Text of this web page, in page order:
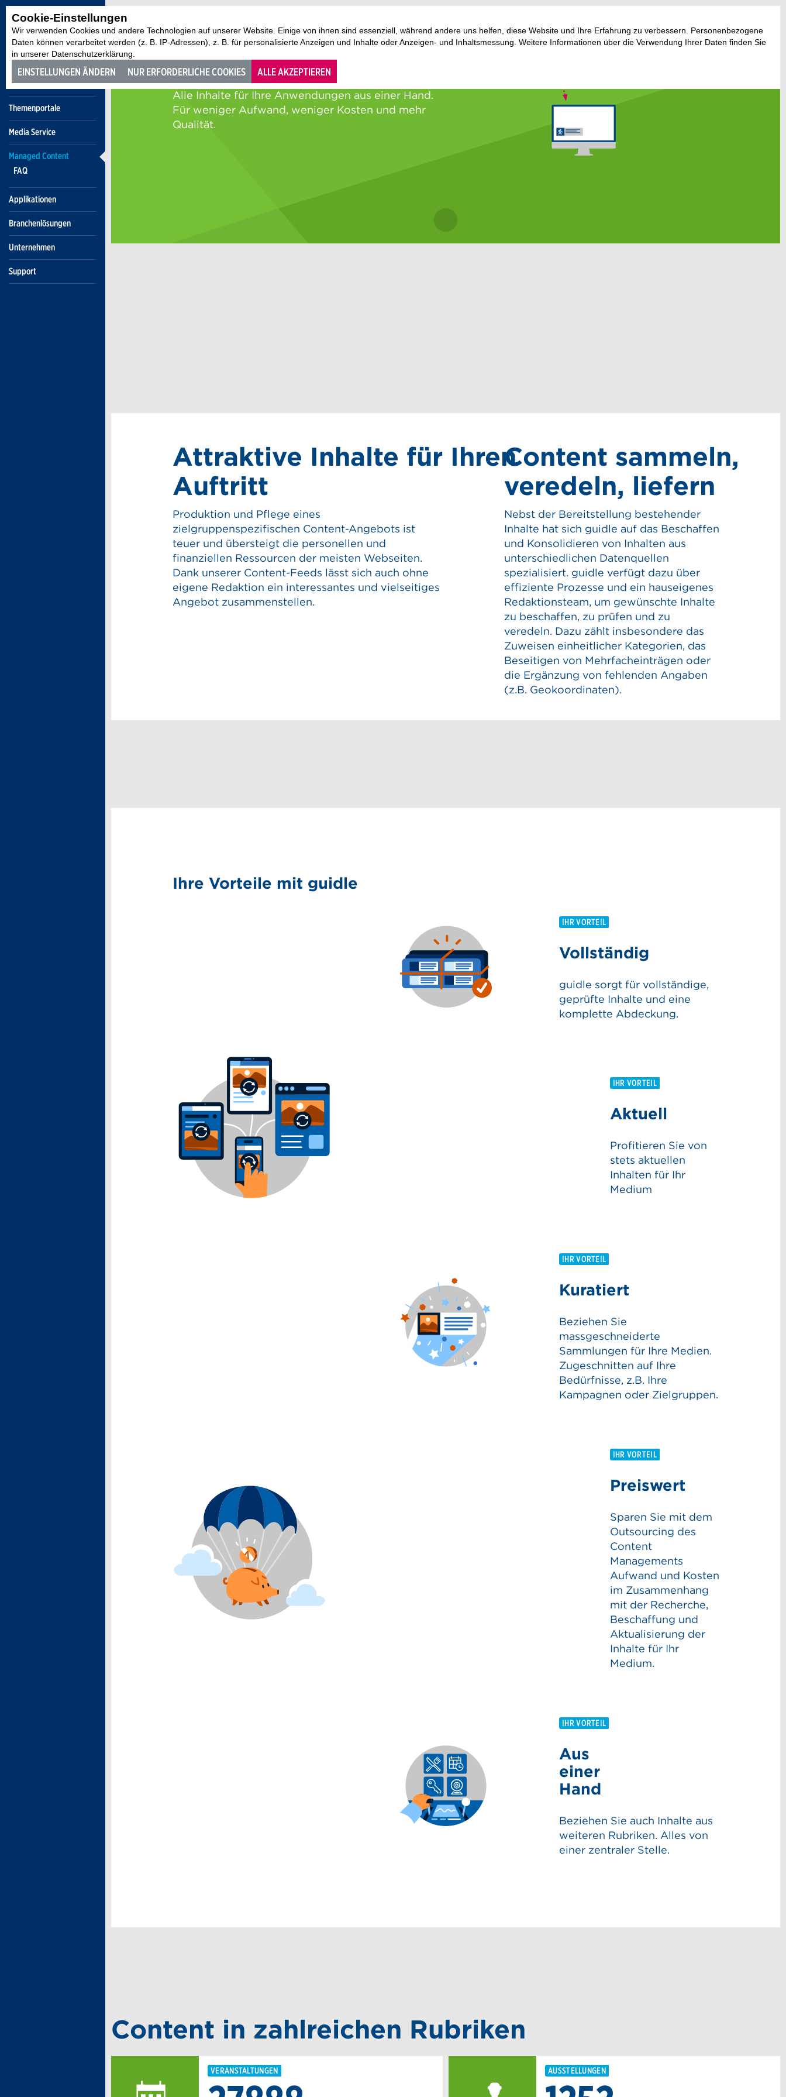
Cookie-Einstellungen
Wir verwenden Cookies und andere Technologien auf unserer Website. Einige von ihnen sind essenziell, während andere uns helfen, diese Website und Ihre Erfahrung zu verbessern. Personenbezogene
Daten können verarbeitet werden (z. B. IP-Adressen), z. B. für personalisierte Anzeigen und Inhalte oder Anzeigen- und Inhaltsmessung. Weitere Informationen über die Verwendung Ihrer Daten finden Sie
in unserer Datenschutzerklärung.
EINSTELLUNGEN ÄNDERN NUR ERFORDERLICHE COOKIES ALLE AKZEPTIEREN
Themenportale
Media Service
Managed Content
FAQ
Applikationen
Branchenlösungen
Unternehmen
Support